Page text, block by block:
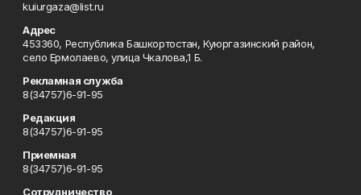
kuiurgaza@list.ru
Адрес
453360, Республика Башкортостан, Куюргазинский район,
село Ермолаево, улица Чкалова,1 Б.
Рекламная служба
8(34757)6-91-95
Редакция
8(34757)6-91-95
Приемная
8(34757)6-91-95
Сотрудничество